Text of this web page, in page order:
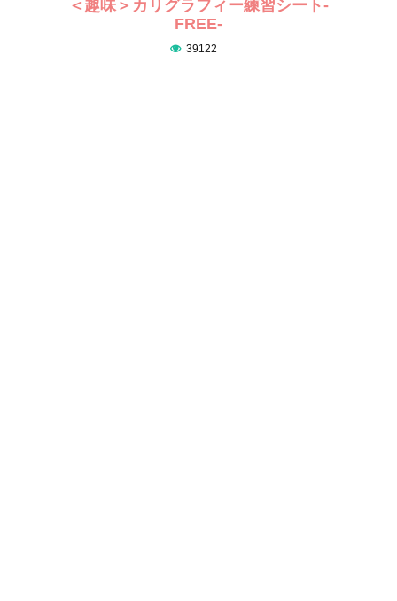
＜趣味＞カリグラフィー練習シート-
FREE-
39122